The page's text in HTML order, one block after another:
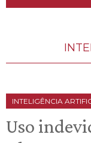
INTELIGÊNCIA
Uso